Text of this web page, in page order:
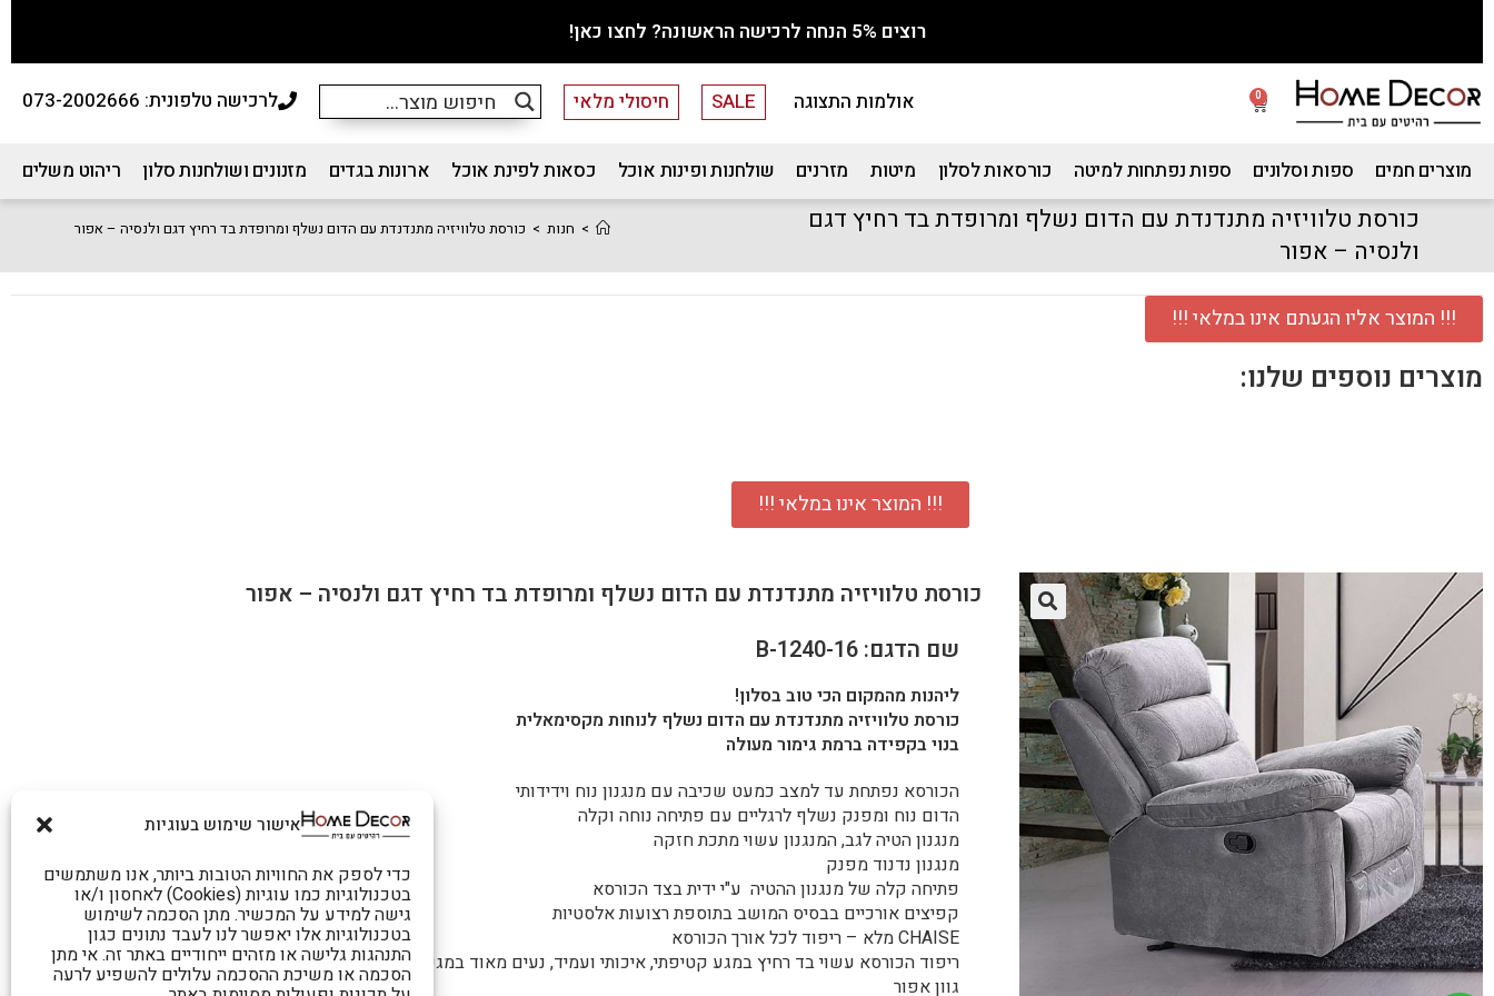
אישור שימוש בעוגיות
כדי לספק את החוויות הטובות ביותר, אנו משתמשים
בטכנולוגיות כמו עוגיות (Cookies) לאחסון ו/או
גישה למידע על המכשיר. מתן הסכמה לשימוש
בטכנולוגיות אלו יאפשר לנו לעבד נתונים כגון
התנהגות גלישה או מזהים ייחודיים באתר זה. אי מתן
הסכמה או משיכת ההסכמה עלולים להשפיע לרעה
רוצים 5% הנחה לרכישה הראשונה? לחצו כאן!
0 אולמות התצוגה SALE חיסולי מלאי לרכישה טלפונית: 073-2002666
מוצרים חמים ספות וסלונים ספות נפתחות למיטה כורסאות לסלון מיטות מזרנים שולחנות ופינות אוכל כסאות לפינת אוכל ארונות בגדים מזנונים ושולחנות סלון ריהוט משלים
כורסת טלוויזיה מתנדנדת עם הדום נשלף ומרופדת בד רחיץ דגם
ולנסיה – אפור
> חנות > כורסת טלוויזיה מתנדנדת עם הדום נשלף ומרופדת בד רחיץ דגם ולנסיה – אפור
!!! המוצר אליו הגעתם אינו במלאי !!!
מוצרים נוספים שלנו:
!!! המוצר אינו במלאי !!!
כורסת טלוויזיה מתנדנדת עם הדום נשלף ומרופדת בד רחיץ דגם ולנסיה – אפור
שם הדגם: 1240-16-B
ליהנות מהמקום הכי טוב בסלון!
כורסת טלוויזיה מתנדנדת עם הדום נשלף לנוחות מקסימאלית
בנוי בקפידה ברמת גימור מעולה
הכורסא נפתחת עד למצב כמעט שכיבה עם מנגנון נוח וידידותי
הדום נוח ומפנק נשלף לרגליים עם פתיחה נוחה וקלה
מנגנון הטיה לגב, המנגנון עשוי מתכת חזקה
מנגנון נדנוד מפנק
פתיחה קלה של מנגנון ההטיה ע"י ידית בצד הכורסא
קפיצים אורכיים בבסיס המושב בתוספת רצועות אלסטיות
CHAISE מלא – ריפוד לכל אורך הכורסא
ריפוד הכורסא עשוי בד רחיץ במגע קטיפתי, איכותי ועמיד, נעים מאוד במגע עם הגוף
גוון אפור